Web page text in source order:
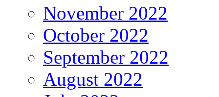
November 2022
October 2022
September 2022
August 2022